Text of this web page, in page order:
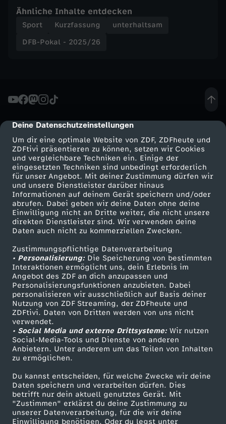
cmp-dialog-description
Deine Datenschutzeinstellungen
Um dir eine optimale Website von ZDF, ZDFheute und
ZDFtivi präsentieren zu können, setzen wir Cookies
und vergleichbare Techniken ein. Einige der
eingesetzten Techniken sind unbedingt erforderlich
für unser Angebot. Mit deiner Zustimmung dürfen wir
und unsere Dienstleister darüber hinaus
Informationen auf deinem Gerät speichern und/oder
abrufen. Dabei geben wir deine Daten ohne deine
Einwilligung nicht an Dritte weiter, die nicht unsere
direkten Dienstleister sind. Wir verwenden deine
Daten auch nicht zu kommerziellen Zwecken.
Zustimmungspflichtige Datenverarbeitung
• Personalisierung:Die Speicherung von bestimmten
Interaktionen ermöglicht uns, dein Erlebnis im
Angebot des ZDF an dich anzupassen und
Personalisierungsfunktionen anzubieten. Dabei
personalisieren wir ausschließlich auf Basis deiner
Nutzung von ZDF Streaming, der ZDFheute und
ZDFtivi. Daten von Dritten werden von uns nicht
verwendet.
• Social Media und externe Drittsysteme:Wir nutzen
Social-Media-Tools und Dienste von anderen
Anbietern. Unter anderem um das Teilen von Inhalten
zu ermöglichen.
Du kannst entscheiden, für welche Zwecke wir deine
Daten speichern und verarbeiten dürfen. Dies
betrifft nur dein aktuell genutztes Gerät. Mit
"Zustimmen" erklärst du deine Zustimmung zu
unserer Datenverarbeitung, für die wir deine
Einwilligung benötigen. Oder du legst unter
ß
t
v
e
r
k
u
s
e
n
i
n
s
V
i
Ähnliche Inhalte entdecken
Sport Kurzfassung
unterhaltsam
DFB-Pokal - 2025/26
Mehr ZDF
ZDF-Apps
Smart TV
ZDFtext
Livestreams
Sendungen A-Z
TV-Programm
Service
ZDFmitreden
Kontakt zum ZDF
Tickets
Zuschauerservice
Hilfe
ZDF Unternehmen
Karriere
ZDF goes Schule
Werbefernsehen
Mainzelmännchen